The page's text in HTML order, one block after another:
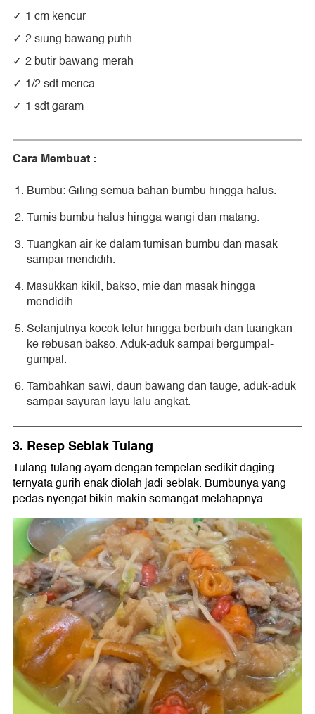
1 cm kencur
2 siung bawang putih
2 butir bawang merah
1/2 sdt merica
1 sdt garam
Cara Membuat :
Bumbu: Giling semua bahan bumbu hingga halus.
Tumis bumbu halus hingga wangi dan matang.
Tuangkan air ke dalam tumisan bumbu dan masak
sampai mendidih.
Masukkan kikil, bakso, mie dan masak hingga
mendidih.
Selanjutnya kocok telur hingga berbuih dan tuangkan
ke rebusan bakso. Aduk-aduk sampai bergumpal-
gumpal.
Tambahkan sawi, daun bawang dan tauge, aduk-aduk
sampai sayuran layu lalu angkat.
3. Resep Seblak Tulang
Tulang-tulang ayam dengan tempelan sedikit daging
ternyata gurih enak diolah jadi seblak. Bumbunya yang
pedas nyengat bikin makin semangat melahapnya.